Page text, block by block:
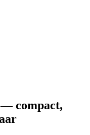
compact,